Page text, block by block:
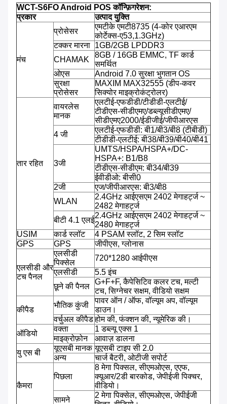
WCT-S6FO Android POS कॉन्फ़िगरेशन:
प्रकार
उत्पाद युक्ति
मंच
प्रोसेसर
एमटीके एमटी8735 (4-कोर एआरएम
कोर्टेक्स-ए53,1.3GHz)
टक्कर मारना 1GB/2GB LPDDR3
CHAMAK
8GB / 16GB EMMC, TF कार्ड
समर्थित
ओएस
Android 7.0 सुरक्षा भुगतान OS
सुरक्षा
प्रोसेसर
MAXIM MAX32555 (डीप-कवर
सिक्योर माइक्रोकंट्रोलर)
तार रहित
वायरलेस
मानक
एलटीई-एफडीडी/टीडीडी-एलटीई/
टीडीएस-सीडीएमए/डब्ल्यूसीडीएमए/
सीडीएमए2000/ईडीजीई/जीपीआरएस
4 जी
एलटीई-एफडीडी: बी1/बी3/बी8 (टीबीडी)
टीडीडी-एलटीई: बी38/बी39/बी40/बी41
3जी
UMTS/HSPA/HSPA+/DC-
HSPA+: B1/B8
टीडीएस-सीडीएम: बी34/बी39
ईवीडीओ: बीसी0
2जी
एज/जीपीआरएस: बी3/बी8
WLAN
2.4GHz आईएसएम 2402 मेगाहर्ट्ज ~
2482 मेगाहर्ट्ज
बीटी 4.1 एलई
2.4GHz आईएसएम 2402 मेगाहर्ट्ज ~
2480 मेगाहर्ट्ज
USIM
कार्ड स्लॉट
4 PSAM स्लॉट, 2 सिम स्लॉट
GPS
GPS जीपीएस, ग्लोनास
एलसीडी और
टच पैनल
एलसीडी
पिक्सेल
720*1280 आईपीएस
एलसीडी
5.5 इंच
छूने की पैनल
G+F+F, कैपेसिटिव कलर टच, मल्टी
टच, सिग्नेचर सक्षम, वीडियो सक्षम
कीपैड
भौतिक कुंजी
पावर ऑन / ऑफ, वॉल्यूम अप, वॉल्यूम
डाउन।
वर्चुअल कीपैडहोम की, फंक्शन की, न्यूमेरिक की।
ऑडियो
वक्ता
1 डब्ल्यू एक्स 1
माइक्रोफ़ोन
आवाज़ डालना
यु एस बी
यूएसबी मानक यूएसबी टाइप सी 2.0
अन्य
चार्ज बैटरी, ओटीजी सपोर्ट
कैमरा
पिछला
8 मेगा पिक्सल, सीएमओएस, एएफ,
क्यूआर/2डी बारकोड, जेपीईजी पिक्चर,
वीडियो।
सामने
2 मेगा पिक्सेल, सीएमओएस, जेपीईजी